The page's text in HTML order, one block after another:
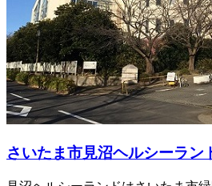
さいたま市見沼ヘルシーラン